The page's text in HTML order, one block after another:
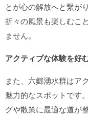
とが心の解放へと繋が
折々の風景も楽しむこ
ません。
アクティブな体験を好
また、六郷湧水群はア
魅力的なスポットです
グや散策に最適な道が